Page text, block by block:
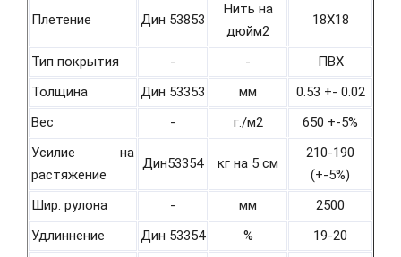
Плетение Дин 53853
Нить на
дюйм2
18Х18
Тип покрытия - -
ПВХ
Толщина
Дин 53353 мм
0.53 +- 0.02
Вес
- г./м2
650 +-5%
Усилие на
растяжение
Дин53354 кг на 5 см
210-190
(+-5%)
Шир. рулона
- мм
2500
Удлиннение
Дин 53354 %
19-20